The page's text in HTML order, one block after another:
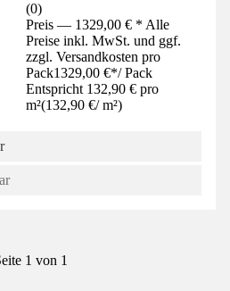
(0)
Preis — 1329,00 € * Alle
Preise inkl. MwSt. und ggf.
zzgl. Versandkosten pro
Pack1329,00 €*/ Pack
Entspricht 132,90 € pro
m²(132,90 €/ m²)
1 von 1